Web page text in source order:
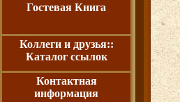
Гостевая Книга
Коллеги и друзья::
Каталог ссылок
Контактная
информация